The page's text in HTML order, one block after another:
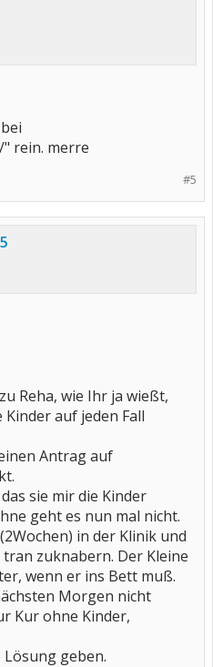
rein. merre
#5
Reha, wie Ihr ja wießt,
auf jeden Fall
Antrag auf
sie mir die Kinder
geht es nun mal nicht.
in der Klinik und
zuknabern. Der Kleine
wenn er ins Bett muß.
Morgen nicht
Kur ohne Kinder,
geben.